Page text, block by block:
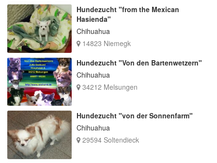
Hundezucht "from the Mexican
Hasienda"
Chihuahua
14823 Niemegk
Hundezucht "Von den Bartenwetzern"
Chihuahua
34212 Melsungen
Hundezucht "von der Sonnenfarm"
Chihuahua
29594 Soltendieck